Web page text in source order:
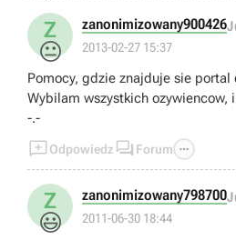
Z
😐
zanonimizowany900426
2013-02-27 15:37
Pomocy, gdzie znajduje sie portal
Wybilam wszystkich ozywiencow,
-.-
Odpowiedz  Forum 
Z
😃
zanonimizowany798700
2011-06-30 18:44